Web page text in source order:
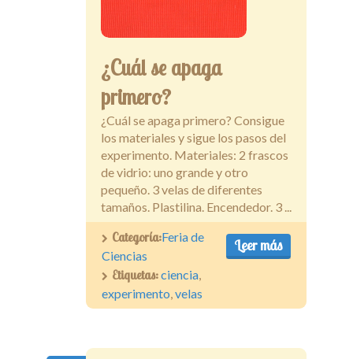
¿Cuál se apaga
primero?
¿Cuál se apaga primero? Consigue
los materiales y sigue los pasos del
experimento. Materiales: 2 frascos
de vidrio: uno grande y otro
pequeño. 3 velas de diferentes
tamaños. Plastilina. Encendedor. 3 ...
Leer más
Categoría:Feria de
Ciencias
Etiquetas:ciencia,
experimento,velas